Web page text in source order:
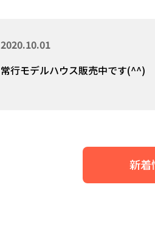
2020.10.01
常行モデルハウス販売中です(^^)
新着